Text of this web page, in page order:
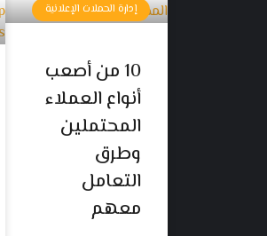
إدارة الحملات الإعلانية
10 من أصعب
أنواع العملاء
المحتملين
وطرق
التعامل
معهم